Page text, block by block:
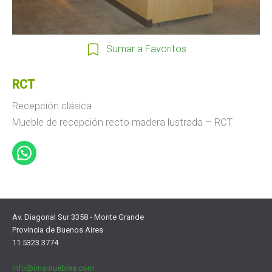
Sumar a Favoritos
RCT
Recepción clásica
Mueble de recepción recto madera lustrada – RCT
Av. Diagonal Sur 3358 - Monte Grande
Provincia de Buenos Aires
11 5323 3774
info@imamuebles.com